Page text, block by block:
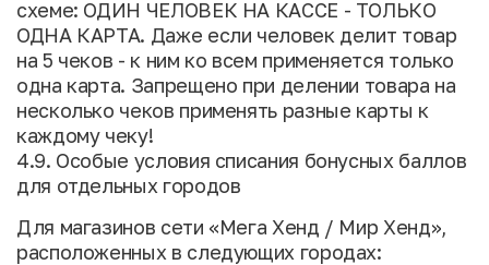
схеме: ОДИН ЧЕЛОВЕК НА КАССЕ - ТОЛЬКО
ОДНА КАРТА. Даже если человек делит товар
на 5 чеков - к ним ко всем применяется только
одна карта. Запрещено при делении товара на
несколько чеков применять разные карты к
каждому чеку!
4.9. Особые условия списания бонусных баллов
для отдельных городов
Для магазинов сети «Мега Хенд / Мир Хенд»,
расположенных в следующих городах: